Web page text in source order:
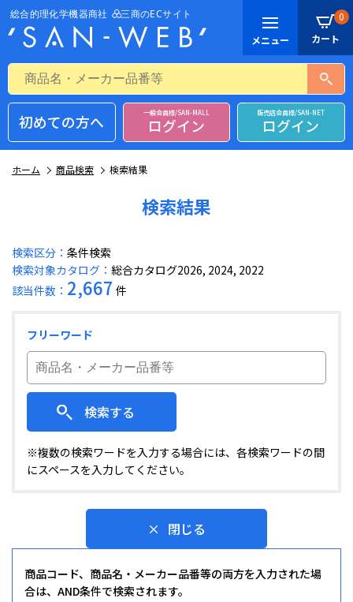
0
初めての方へ 一般会員様/SAN-MALL
ログイン
販売店会員様/SAN-NET
ログイン
ホーム 商品検索 検索結果
検索結果
検索区分： 条件検索
検索対象カタログ： 総合カタログ2026, 2024, 2022
該当件数： 2,667 件
フリーワード
検索する
※複数の検索ワードを入力する場合には、各検索ワードの間
にスペースを入力してください。
閉じる
商品コード、商品名・メーカー品番等の両方を入力された場
合は、AND条件で検索されます。